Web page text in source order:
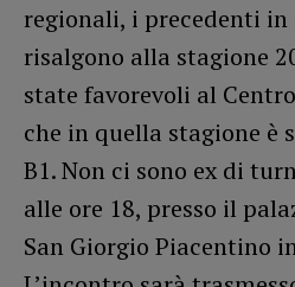
regionali, i precedenti in
risalgono alla stagione
state favorevoli al
che in quella stagione è
B1. Non ci sono ex di
alle ore 18, presso il
San Giorgio Piacentino